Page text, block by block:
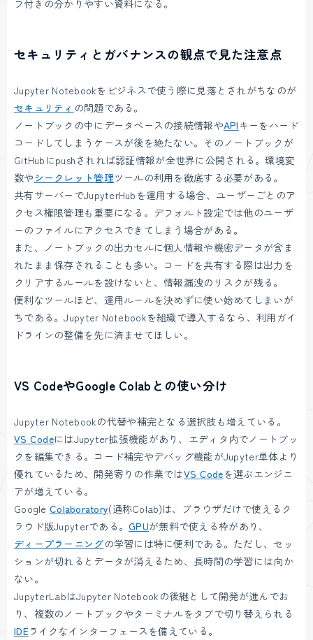
フ付きの分かりやすい資料になる。
セキュリティとガバナンスの観点で見た注意点
Jupyter Notebookをビジネスで使う際に見落とされがちなのが
セキュリティ の問題である。
ノートブックの中にデータベースの接続情報やAPI キーをハード
コードしてしまうケースが後を絶たない。そのノートブックが
GitHubにpushされれば認証情報が全世界に公開される。環境変
数やシークレット管理ツールの利用を徹底する必要がある。
共有サーバーでJupyterHubを運用する場合、ユーザーごとのア
クセス権限管理も重要になる。デフォルト設定では他のユーザ
ーのファイルにアクセスできてしまう場合がある。
また、ノートブックの出力セルに個人情報や機密データが含ま
れたまま保存されることも多い。コードを共有する際は出力を
クリアするルールを設けないと、情報漏洩のリスクが残る。
便利なツールほど、運用ルールを決めずに使い始めてしまいが
ちである。Jupyter Notebookを組織で導入するなら、利用ガイ
ドラインの整備を先に済ませてほしい。
VS CodeやGoogle Colabとの使い分け
Jupyter Notebookの代替や補完となる選択肢も増えている。
VS CodeにはJupyter拡張機能があり、エディタ内でノートブッ
クを編集できる。コード補完やデバッグ機能がJupyter単体より
優れているため、開発寄りの作業ではVS Codeを選ぶエンジニ
アが増えている。
Google Colaboratory(通称Colab)は、ブラウザだけで使えるク
ラウド版Jupyterである。GPUが無料で使える枠があり、
ディープラーニングの学習には特に便利である。ただし、セッ
ションが切れるとデータが消えるため、長時間の学習には向か
ない。
JupyterLabはJupyter Notebookの後継として開発が進んでお
り、複数のノートブックやターミナルをタブで切り替えられる
IDE ライクなインターフェースを備えている。